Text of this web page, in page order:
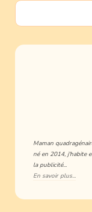
Rechercher :
Maman
né en 2014, j'habite
la publicité...
En savoir plus...